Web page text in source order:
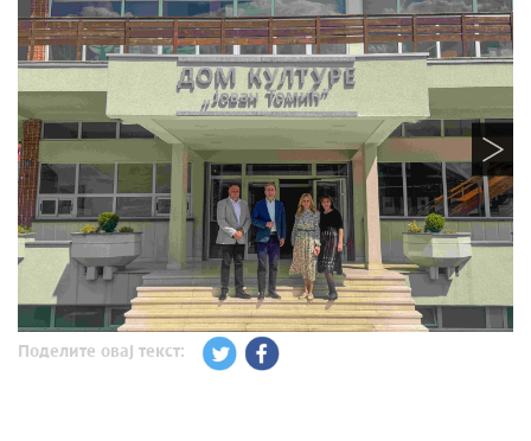
Поделите овај текст: